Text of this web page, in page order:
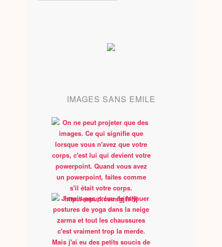
IMAGES SANS EMILE